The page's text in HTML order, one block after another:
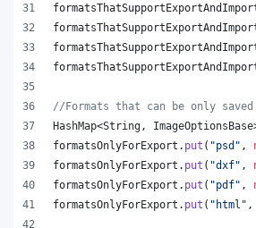
//Formats that can be only saved
HashMap<String , ImageOptionsBase
formatsOnlyForExport . put ( "psd" ,
formatsOnlyForExport . put ( "dxf" ,
formatsOnlyForExport . put ( "pdf" ,
formatsOnlyForExport . put ( "html" ,